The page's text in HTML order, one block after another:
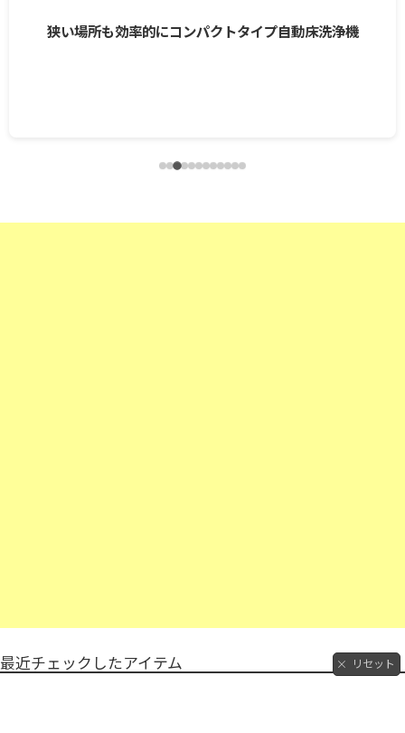
狭い場所も効率的にコンパクトタイプ自動床洗浄機
最近チェックしたアイテム リセット